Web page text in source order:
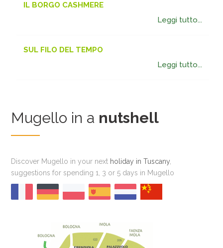
IL BORGO CASHMERE
Leggi tutto...
SUL FILO DEL TEMPO
Leggi tutto...
Mugello in a nutshell
Discover Mugello in your next holiday in Tuscany
suggestions for spending 1, 3 or 5 days in Mugello